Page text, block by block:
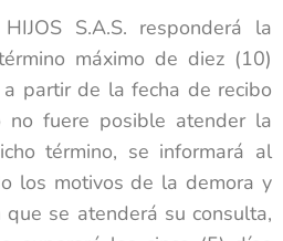
S.A.S. responderá la
máximo de diez (10)
partir de la fecha de recibo
no fuere posible atender la
término, se informará al
los motivos de la demora y
se atenderá su consulta,